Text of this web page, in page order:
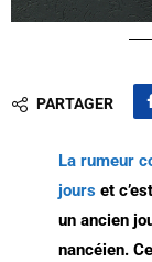
PARTAGER
La rumeur
jourset
un ancien
nancéien.